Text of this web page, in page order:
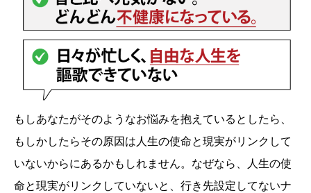
もしあなたがそのようなお悩みを抱えているとしたら、
もしかしたらその原因は人生の使命と現実がリンクして
いないからにあるかもしれません。なぜなら、人生の使
命と現実がリンクしていないと、行き先設定してないナ